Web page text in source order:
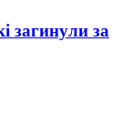
загинули за